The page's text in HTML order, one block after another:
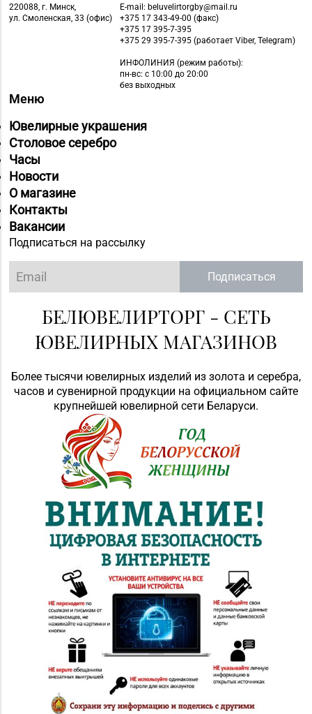
220088, г. Минск,
ул. Смоленская, 33 (офис)
E-mail: beluvelirtorgby@mail.ru
+375 17 343-49-00 (факс)
+375 17 395-7-395
+375 29 395-7-395 (работает Viber, Telegram)
ИНФОЛИНИЯ (режим работы):
пн-вс: с 10:00 до 20:00
без выходных
Меню
Ювелирные украшения
Столовое серебро
Часы
Новости
О магазине
Контакты
Вакансии
Подписаться на рассылку
Подписаться
БЕЛЮВЕЛИРТОРГ - СЕТЬ
ЮВЕЛИРНЫХ МАГАЗИНОВ
Более тысячи ювелирных изделий из золота и серебра,
часов и сувенирной продукции на официальном сайте
крупнейшей ювелирной сети Беларуси.